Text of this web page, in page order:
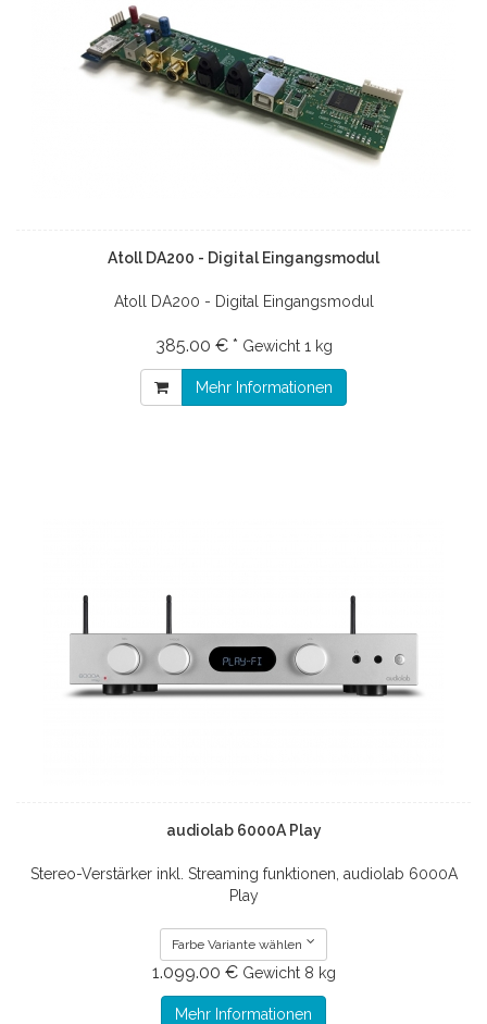
Atoll DA200 - Digital Eingangsmodul
Atoll DA200 - Digital Eingangsmodul
385.00 € * Gewicht 1 kg
Mehr Informationen
audiolab 6000A Play
Stereo-Verstärker inkl. Streaming funktionen, audiolab 6000A
Play
Farbe Variante wählen
1.099.00 € Gewicht 8 kg
Mehr Informationen